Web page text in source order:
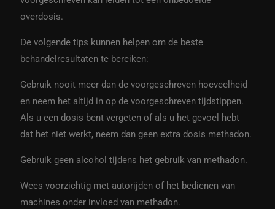
overdosis.
De volgende tips kunnen helpen om de beste
behandelresultaten te bereiken:
Gebruik nooit meer dan de voorgeschreven hoeveelheid
en neem het altijd in op de voorgeschreven tijdstippen.
Als u een dosis bent vergeten of als u het gevoel hebt
dat het niet werkt, neem dan geen extra dosis methadon.
Gebruik geen alcohol tijdens het gebruik van methadon.
Wees voorzichtig met autorijden of het bedienen van
machines onder invloed van methadon.